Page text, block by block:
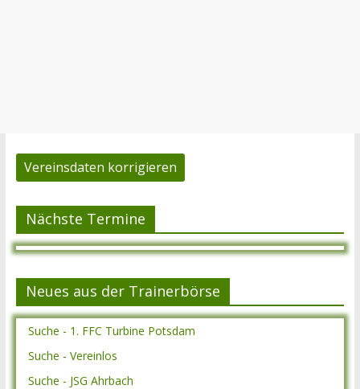
Vereinsdaten korrigieren
Nächste Termine
Neues aus der Trainerbörse
Suche - 1. FFC Turbine Potsdam
Suche - Vereinlos
Suche - JSG Ahrbach